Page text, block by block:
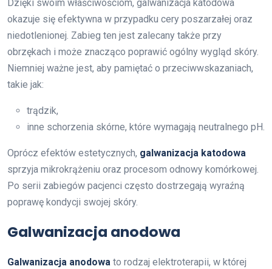
Dzięki swoim właściwościom, galwanizacja katodowa
okazuje się efektywna w przypadku cery poszarzałej oraz
niedotlenionej. Zabieg ten jest zalecany także przy
obrzękach i może znacząco poprawić ogólny wygląd skóry.
Niemniej ważne jest, aby pamiętać o przeciwwskazaniach,
takie jak:
trądzik,
inne schorzenia skórne, które wymagają neutralnego pH.
Oprócz efektów estetycznych, galwanizacja katodowa
sprzyja mikrokrążeniu oraz procesom odnowy komórkowej.
Po serii zabiegów pacjenci często dostrzegają wyraźną
poprawę kondycji swojej skóry.
Galwanizacja anodowa
Galwanizacja anodowa to rodzaj elektroterapii, w której